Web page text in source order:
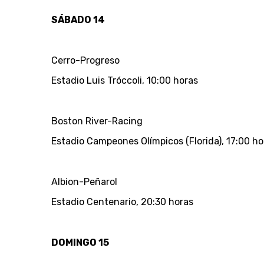
SÁBADO 14
Cerro-Progreso
Estadio Luis Tróccoli, 10:00 horas
Boston River-Racing
Estadio Campeones Olímpicos (Florida), 17:00
Albion-Peñarol
Estadio Centenario, 20:30 horas
DOMINGO 15